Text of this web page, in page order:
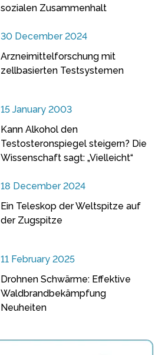
sozialen Zusammenhalt
30 December 2024
Arzneimittelforschung mit
zellbasierten Testsystemen
15 January 2003
Kann Alkohol den
Testosteronspiegel steigern? Die
Wissenschaft sagt: „Vielleicht“
18 December 2024
Ein Teleskop der Weltspitze auf
der Zugspitze
11 February 2025
Drohnen Schwärme: Effektive
Waldbrandbekämpfung
Neuheiten